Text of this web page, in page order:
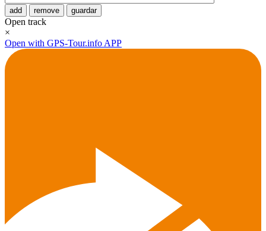
add remove guardar
Open track
×
Open with GPS-Tour.info APP